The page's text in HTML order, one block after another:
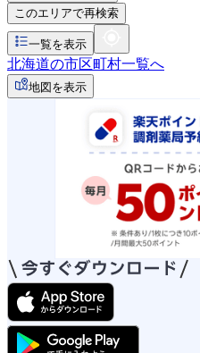
このエリアで再検索
一覧を表示
北海道の市区町村一覧へ
地図を表示